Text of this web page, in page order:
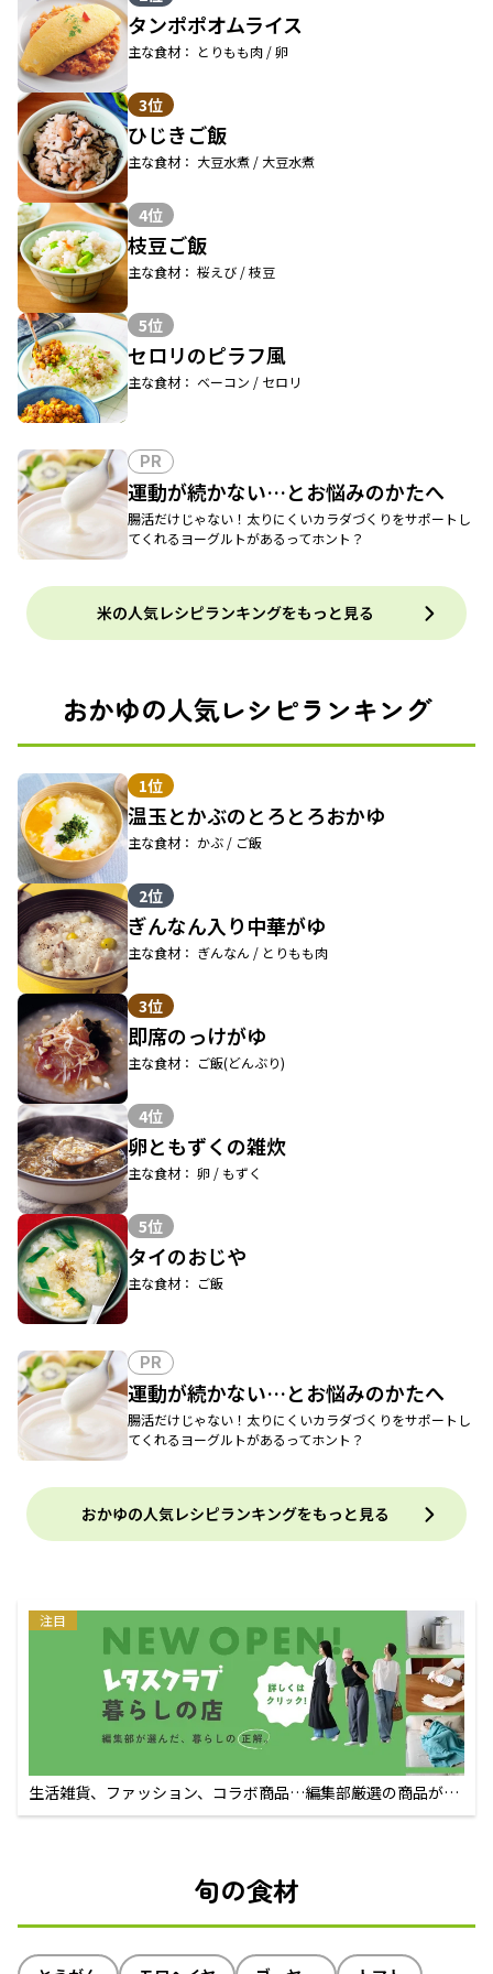
タンポポオムライス
主な食材： とりもも肉 / 卵
3位
ひじきご飯
主な食材： 大豆水煮 / 大豆水煮
4位
枝豆ご飯
主な食材： 桜えび / 枝豆
5位
セロリのピラフ風
主な食材： ベーコン / セロリ
PR
運動が続かない…とお悩みのかたへ
腸活だけじゃない！太りにくいカラダづくりをサポートし
てくれるヨーグルトがあるってホント？
米の人気レシピランキングをもっと見る
おかゆの人気レシピランキング
1位
温玉とかぶのとろとろおかゆ
主な食材： かぶ / ご飯
2位
ぎんなん入り中華がゆ
主な食材： ぎんなん / とりもも肉
3位
即席のっけがゆ
主な食材： ご飯(どんぶり)
4位
卵ともずくの雑炊
主な食材： 卵 / もずく
5位
タイのおじや
主な食材： ご飯
PR
運動が続かない…とお悩みのかたへ
腸活だけじゃない！太りにくいカラダづくりをサポートし
てくれるヨーグルトがあるってホント？
おかゆの人気レシピランキングをもっと見る
注目
生活雑貨、ファッション、コラボ商品…編集部厳選の商品が買
えるECサイト
旬の食材